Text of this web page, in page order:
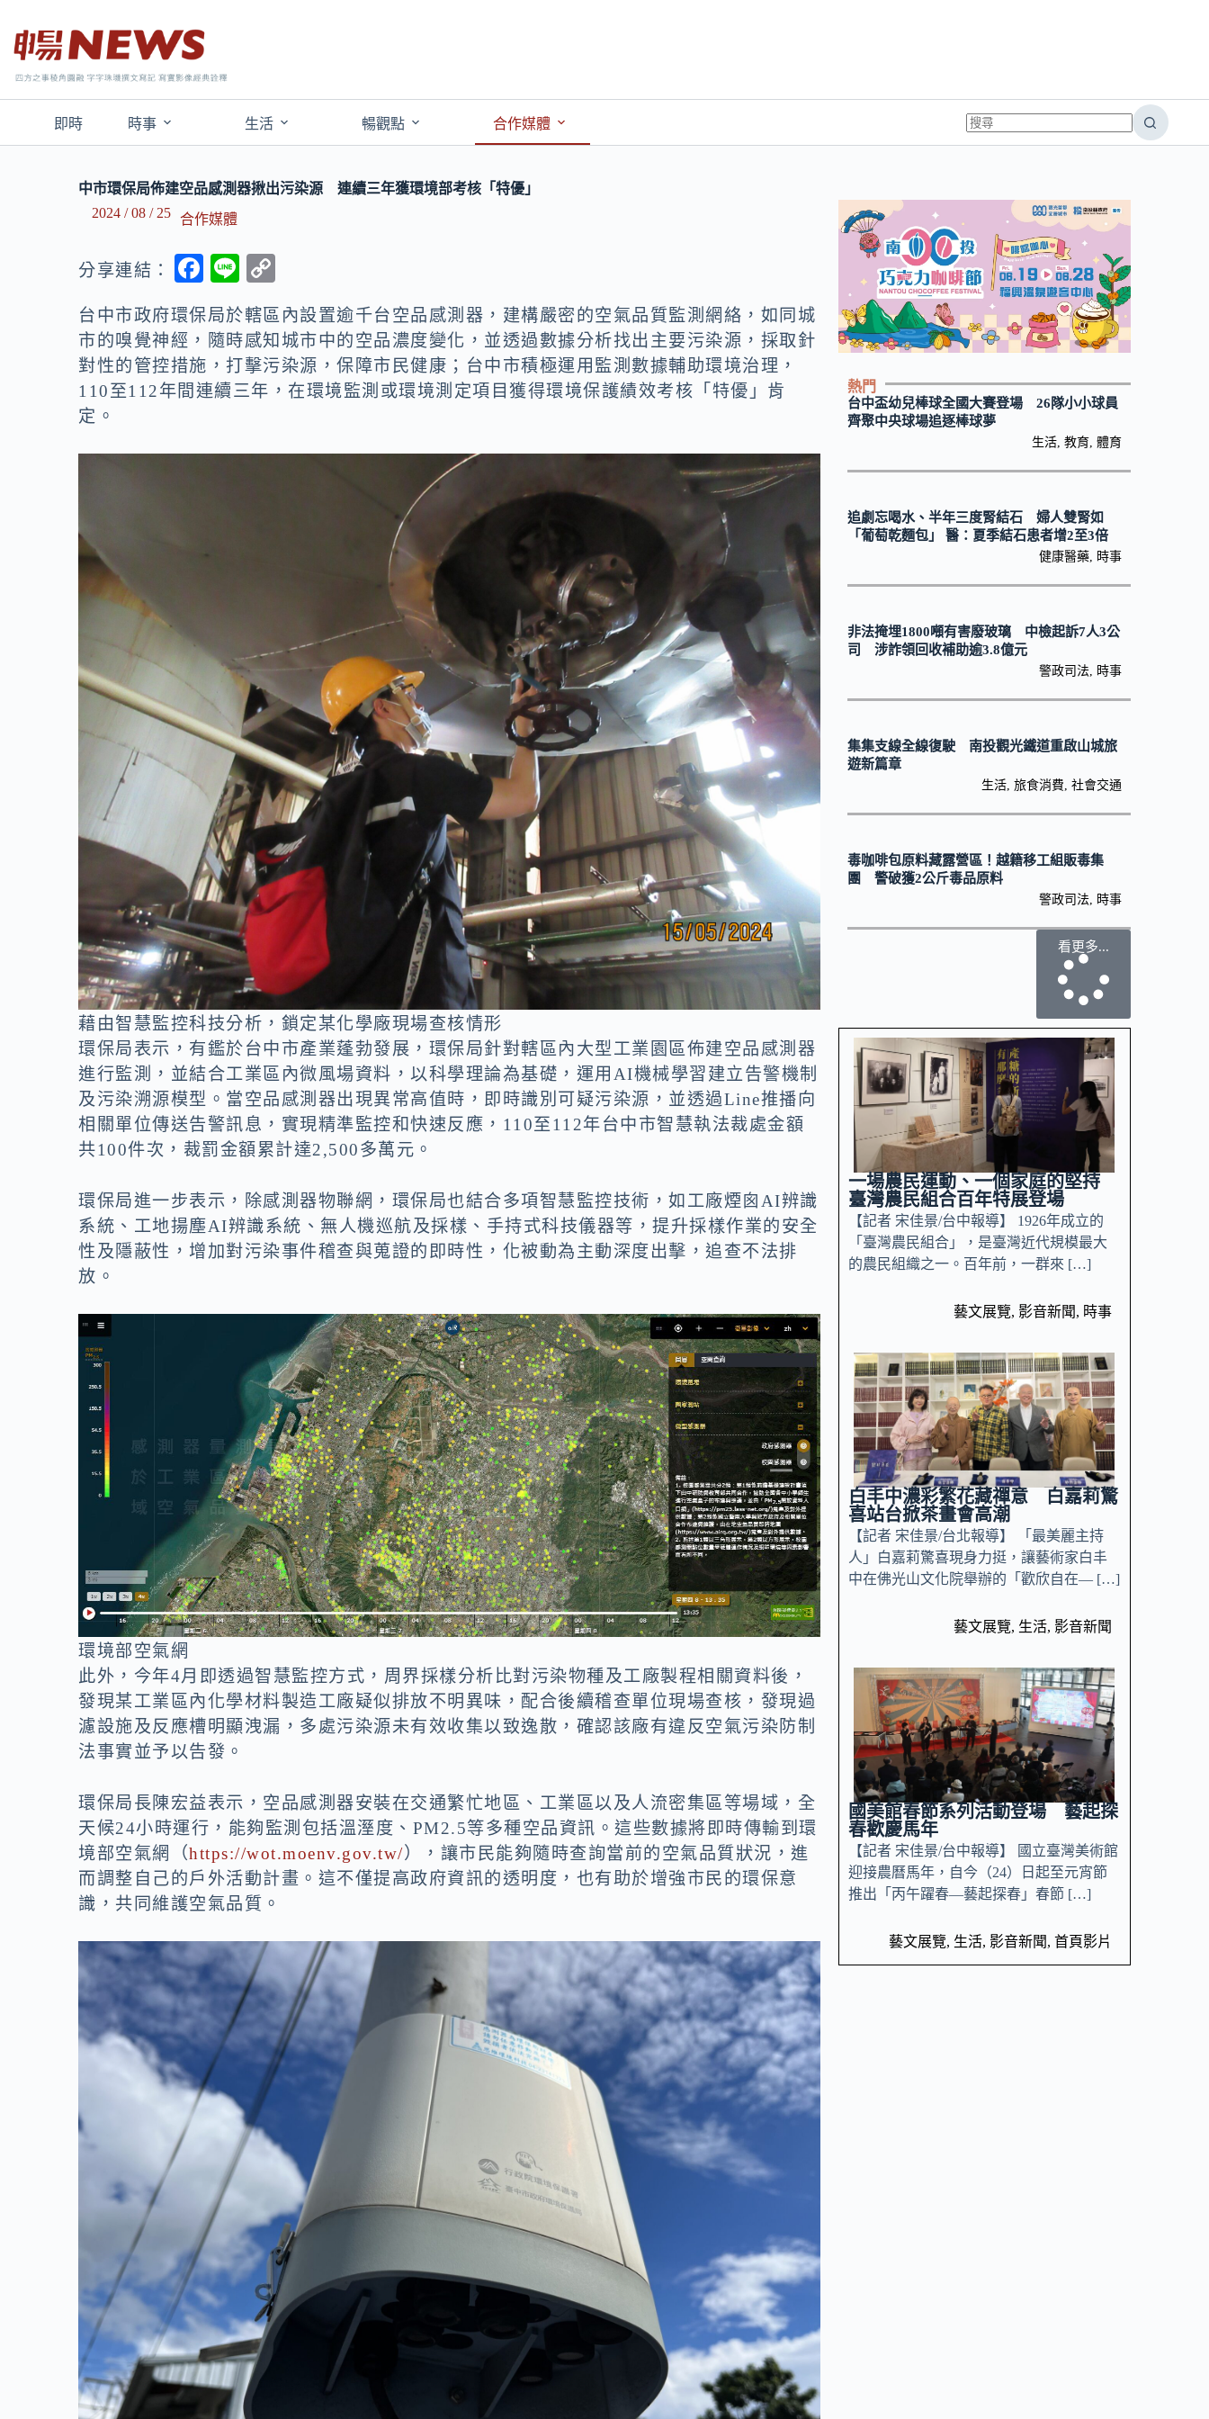
即時 時事 生活 暢觀點 合作媒體
中市環保局佈建空品感測器揪出污染源 連續三年獲環境部考核「特優」
2024 / 08 / 25
合作媒體
分享連結：
F
e
b
o
Li
e
p
y
Li
台中市政府環保局於轄區內設置逾千台空品感測器，建構嚴密的空氣品質監測網絡，如同城
市的嗅覺神經，隨時感知城市中的空品濃度變化，並透過數據分析找出主要污染源，採取針
對性的管控措施，打擊污染源，保障市民健康；台中市積極運用監測數據輔助環境治理，
110至112年間連續三年，在環境監測或環境測定項目獲得環境保護績效考核「特優」肯
定。
藉由智慧監控科技分析，鎖定某化學廠現場查核情形
環保局表示，有鑑於台中市產業蓬勃發展，環保局針對轄區內大型工業園區佈建空品感測器
進行監測，並結合工業區內微風場資料，以科學理論為基礎，運用AI機械學習建立告警機制
及污染溯源模型。當空品感測器出現異常高值時，即時識別可疑污染源，並透過Line推播向
相關單位傳送告警訊息，實現精準監控和快速反應，110至112年台中市智慧執法裁處金額
共100件次，裁罰金額累計達2,500多萬元。
環保局進一步表示，除感測器物聯網，環保局也結合多項智慧監控技術，如工廠煙囪AI辨識
系統、工地揚塵AI辨識系統、無人機巡航及採樣、手持式科技儀器等，提升採樣作業的安全
性及隱蔽性，增加對污染事件稽查與蒐證的即時性，化被動為主動深度出擊，追查不法排
放。
環境部空氣網
此外，今年4月即透過智慧監控方式，周界採樣分析比對污染物種及工廠製程相關資料後，
發現某工業區內化學材料製造工廠疑似排放不明異味，配合後續稽查單位現場查核，發現過
濾設施及反應槽明顯洩漏，多處污染源未有效收集以致逸散，確認該廠有違反空氣污染防制
法事實並予以告發。
環保局長陳宏益表示，空品感測器安裝在交通繁忙地區、工業區以及人流密集區等場域，全
天候24小時運行，能夠監測包括溫溼度、PM2.5等多種空品資訊。這些數據將即時傳輸到環
境部空氣網（https://wot.moenv.gov.tw/），讓市民能夠隨時查詢當前的空氣品質狀況，進
而調整自己的戶外活動計畫。這不僅提高政府資訊的透明度，也有助於增強市民的環保意
識，共同維護空氣品質。
熱門
台中盃幼兒棒球全國大賽登場 26隊小小球員
齊聚中央球場追逐棒球夢
生活, 教育, 體育
追劇忘喝水、半年三度腎結石 婦人雙腎如
「葡萄乾麵包」 醫：夏季結石患者增2至3倍
健康醫藥, 時事
非法掩埋1800噸有害廢玻璃 中檢起訴7人3公
司 涉詐領回收補助逾3.8億元
警政司法, 時事
集集支線全線復駛 南投觀光鐵道重啟山城旅
遊新篇章
生活, 旅食消費, 社會交通
毒咖啡包原料藏露營區！越籍移工組販毒集
團 警破獲2公斤毒品原料
警政司法, 時事
看更多...
一場農民運動、一個家庭的堅持
臺灣農民組合百年特展登場
【記者 宋佳景/台中報導】 1926年成立的
「臺灣農民組合」，是臺灣近代規模最大
的農民組織之一。百年前，一群來 […]
藝文展覽, 影音新聞, 時事
白丰中濃彩繁花藏禪意 白嘉莉驚
喜站台掀茶畫會高潮
【記者 宋佳景/台北報導】 「最美麗主持
人」白嘉莉驚喜現身力挺，讓藝術家白丰
中在佛光山文化院舉辦的「歡欣自在— […]
藝文展覽, 生活, 影音新聞
國美館春節系列活動登場 藝起探
春歡慶馬年
【記者 宋佳景/台中報導】 國立臺灣美術館
迎接農曆馬年，自今（24）日起至元宵節
推出「丙午躍春—藝起探春」春節 […]
藝文展覽, 生活, 影音新聞, 首頁影片